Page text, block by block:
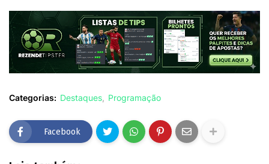
Categorias: Destaques Programação
Facebook